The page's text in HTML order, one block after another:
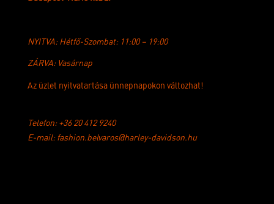
NYITVA: Hétfő-Szombat: 11:00 – 19:00
ZÁRVA: Vasárnap
Az üzlet nyitvatartása ünnepnapokon változhat!
Telefon: +36 20 412 9240
E-mail: fashion.belvaros@harley-davidson.hu